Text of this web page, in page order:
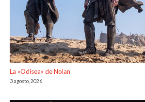
La «Odisea» de Nolan
3 agosto, 2026